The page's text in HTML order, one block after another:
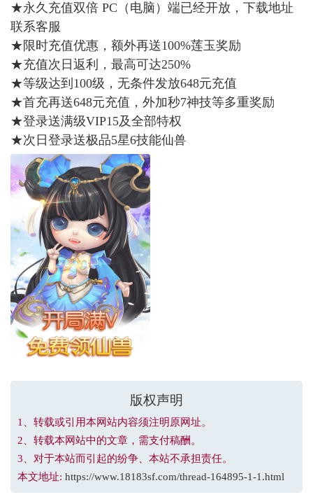
★永久充值双倍 PC（电脑）端已经开放，下载地址
联系客服
★限时充值优惠，额外再送100%莲玉奖励
★充值次日返利，最高可达250%
★等级达到100级，无条件发放648元充值
★首充再送648元充值，外加秒7神技等多重奖励
★登录送满级VIP15及全部特权
★次日登录送极品5星6技能仙兽
版权声明
1、转载或引用本网站内容须注明原网址。
2、转载本网站中的文章，需支付稿酬。
3、对于本站而引起的纷争、本站不承担责任。
本文地址: https://www.18183sf.com/thread-164895-1-1.html